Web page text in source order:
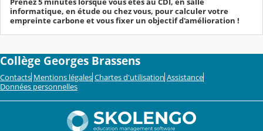
informatique, en étude ou chez vous, pour calculer votre
empreinte carbone et vous fixer un objectif d'amélioration !
Collège Georges Brassens
Contacts Mentions légales Chartes d'utilisation Assistance
Données personnelles